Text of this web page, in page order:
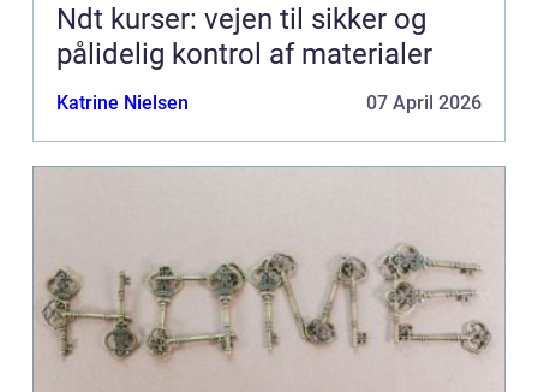
Ndt kurser: vejen til sikker og
pålidelig kontrol af materialer
Katrine Nielsen 07 April 2026